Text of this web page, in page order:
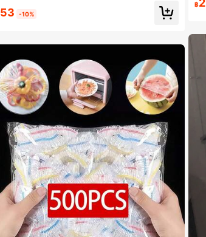
เหมาะสำหรับทั้งชายและหญิง, ของขวัญในอุดมคติสำหรับค
ต์มาส, วันวาเลนไทน์, อีสเตอร์, ฤดูแต่งงานและวันเกิดสำ
53 -10%
฿